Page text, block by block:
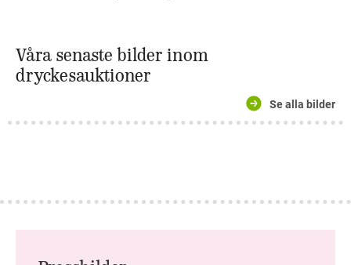
Våra senaste bilder inom
dryckesauktioner
Se alla bilder